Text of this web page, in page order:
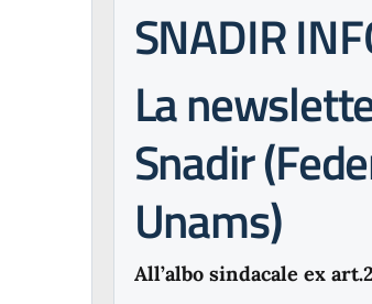
SNADIR
La
Snadir
Unams)
All’albo sindacale ex